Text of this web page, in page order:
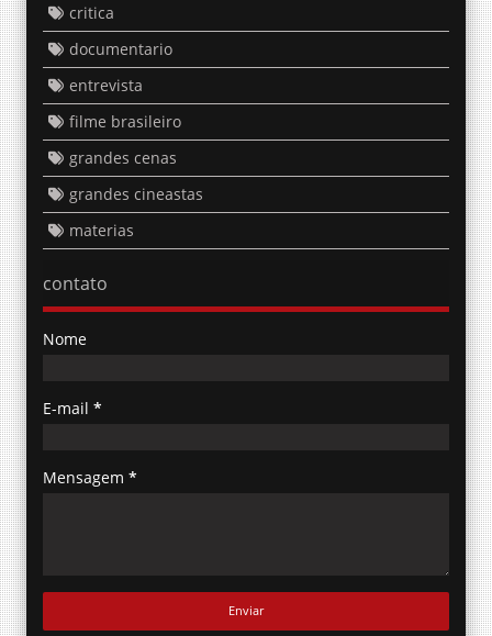
critica
documentario
entrevista
filme brasileiro
grandes cenas
grandes cineastas
materias
contato
Nome
E-mail *
Mensagem *